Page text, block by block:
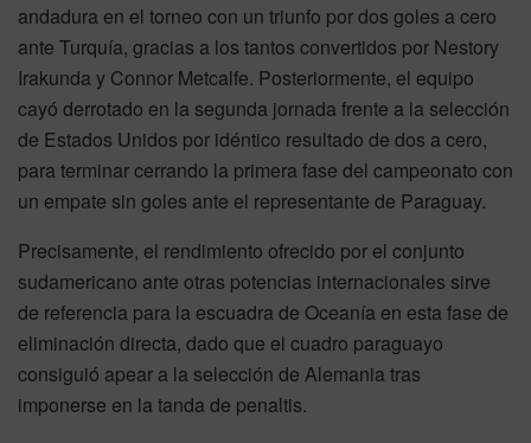
andadura en el torneo con un triunfo por dos goles a cero
ante Turquía, gracias a los tantos convertidos por Nestory
Irakunda y Connor Metcalfe. Posteriormente, el equipo
cayó derrotado en la segunda jornada frente a la selección
de Estados Unidos por idéntico resultado de dos a cero,
para terminar cerrando la primera fase del campeonato con
un empate sin goles ante el representante de Paraguay.
Precisamente, el rendimiento ofrecido por el conjunto
sudamericano ante otras potencias internacionales sirve
de referencia para la escuadra de Oceanía en esta fase de
eliminación directa, dado que el cuadro paraguayo
consiguió apear a la selección de Alemania tras
imponerse en la tanda de penaltis.